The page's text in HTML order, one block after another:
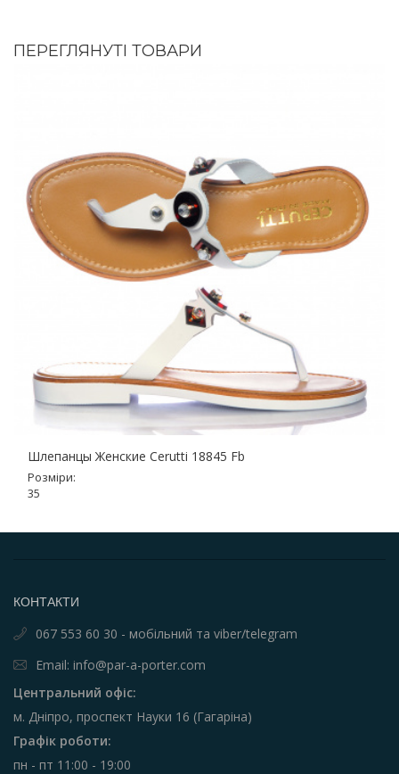
ПЕРЕГЛЯНУТІ ТОВАРИ
Шлепанцы Женские Cerutti 18845 Fb
Розміри:
35
КОНТАКТИ
067 553 60 30 - мобільний та viber/telegram
Email: info@par-a-porter.com
Центральний офіс:
м. Дніпро, проспект Науки 16 (Гагаріна)
Графік роботи:
пн - пт 11:00 - 19:00